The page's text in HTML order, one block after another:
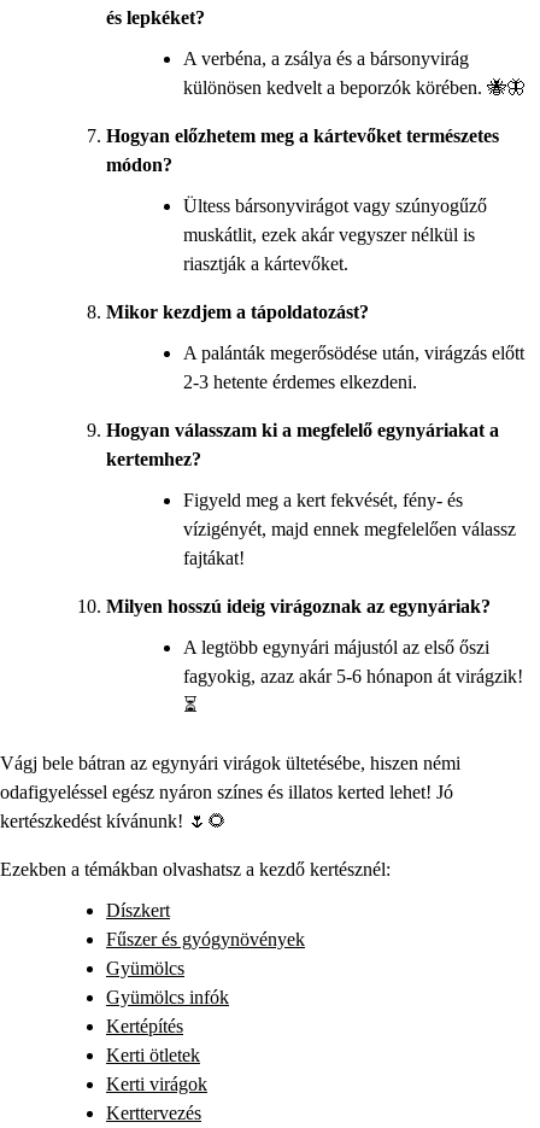
és lepkéket?
A verbéna, a zsálya és a bársonyvirág
különösen kedvelt a beporzók körében. 🐝🦋
Hogyan előzhetem meg a kártevőket természetes
módon?
Ültess bársonyvirágot vagy szúnyogűző
muskátlit, ezek akár vegyszer nélkül is
riasztják a kártevőket.
Mikor kezdjem a tápoldatozást?
A palánták megerősödése után, virágzás előtt
2-3 hetente érdemes elkezdeni.
Hogyan válasszam ki a megfelelő egynyáriakat a
kertemhez?
Figyeld meg a kert fekvését, fény- és
vízigényét, majd ennek megfelelően válassz
fajtákat!
Milyen hosszú ideig virágoznak az egynyáriak?
A legtöbb egynyári májustól az első őszi
fagyokig, azaz akár 5-6 hónapon át virágzik!
⏳
Vágj bele bátran az egynyári virágok ültetésébe, hiszen némi
odafigyeléssel egész nyáron színes és illatos kerted lehet! Jó
kertészkedést kívánunk! 🌷🌻
Ezekben a témákban olvashatsz a kezdő kertésznél:
Díszkert
Fűszer és gyógynövények
Gyümölcs
Gyümölcs infók
Kertépítés
Kerti ötletek
Kerti virágok
Kerttervezés